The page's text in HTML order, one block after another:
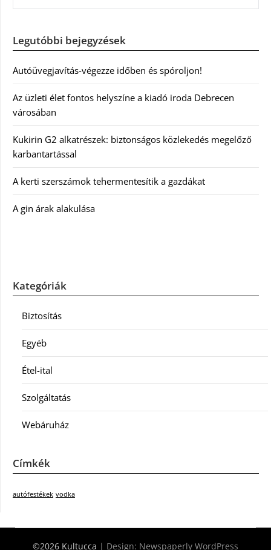
Legutóbbi bejegyzések
Autóüvegjavítás-végezze időben és spóroljon!
Az üzleti élet fontos helyszíne a kiadó iroda Debrecen
városában
Kukirin G2 alkatrészek: biztonságos közlekedés megelőző
karbantartással
A kerti szerszámok tehermentesítik a gazdákat
A gin árak alakulása
Kategóriák
Biztosítás
Egyéb
Étel-ital
Szolgáltatás
Webáruház
Címkék
autófestékek vodka
©2026 Kultucca | Design: Newspaperly WordPress